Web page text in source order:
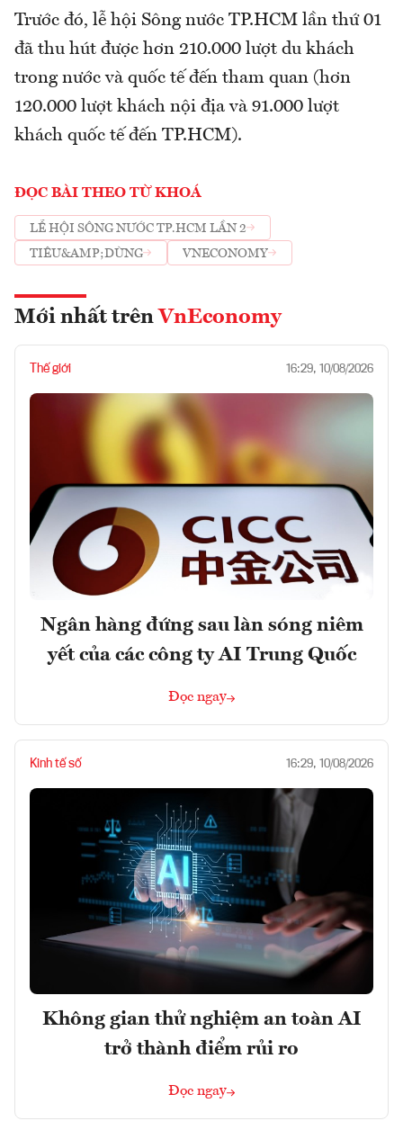
Trước đó, lễ hội Sông nước TP.HCM lần thứ 01
đã thu hút được hơn 210.000 lượt du khách
trong nước và quốc tế đến tham quan (hơn
120.000 lượt khách nội địa và 91.000 lượt
khách quốc tế đến TP.HCM).
ĐỌC BÀI THEO TỪ KHOÁ
LỄ HỘI SÔNG NƯỚC TP.HCM LẦN 2
TIÊU&AMP;DÙNG
VNECONOMY
Mới nhất trên VnEconomy
Thế giới 16:29, 10/08/2026
Ngân hàng đứng sau làn sóng niêm
yết của các công ty AI Trung Quốc
Đọc ngay
Kinh tế số 16:29, 10/08/2026
Không gian thử nghiệm an toàn AI
trở thành điểm rủi ro
Đọc ngay